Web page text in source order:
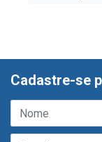
Cadastre-se